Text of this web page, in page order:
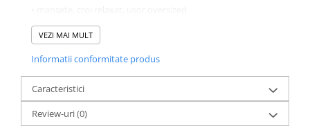
Mărime: One Size
Dimensiuni:
• Lungime jachetă: 63 cm
Jacheta Perle poate fi purtată atât în ținute casual cu denim
și tricou simplu, cât și în combinații elegante, minimaliste,
specifice universului Maison Chouchou.
VEZI MAI MULT
Informatii conformitate produs
Caracteristici
Review-uri(0)